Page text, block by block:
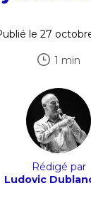
le 27
1 min
Rédigé par
Ludovic